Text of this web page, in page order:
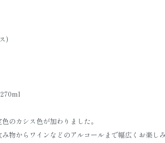
)
のカシス色が加わりました。
物からワインなどのアルコールまで幅広くお楽しみ